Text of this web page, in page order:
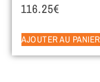
116.25€
AJOUTER AU PANIER